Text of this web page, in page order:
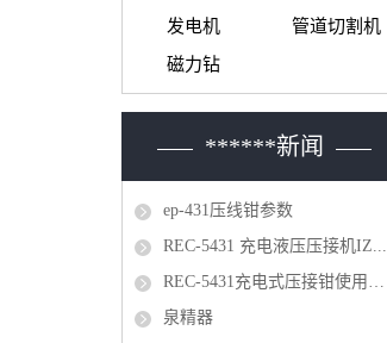
发电机
管道切割机
磁力钻
******新闻
ep-431压线钳参数
REC-5431 充电液压压接机IZ...
REC-5431充电式压接钳使用方法...
泉精器